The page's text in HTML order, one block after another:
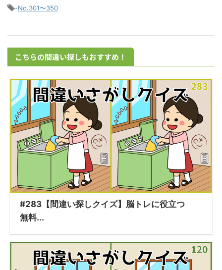
-No.301〜350
こちらの間違い探しもおすすめ！
#283【間違い探しクイズ】脳トレに役立つ
無料...